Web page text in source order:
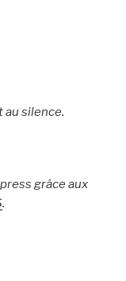
au silence.
grâce aux
.